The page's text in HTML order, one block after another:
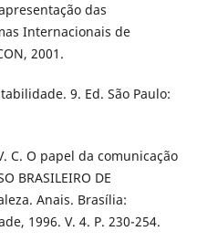
das
Internacionais de
2001.
9. Ed. São Paulo:
C. O papel da comunicação
BRASILEIRO DE
Anais. Brasília:
1996. V. 4. P. 230-254.